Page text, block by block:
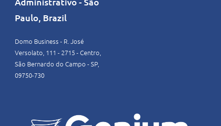
Paulo, Brazil
Domo Business - R. José
Versolato, 111 - 2715 - Centro,
São Bernardo do Campo - SP,
09750-730